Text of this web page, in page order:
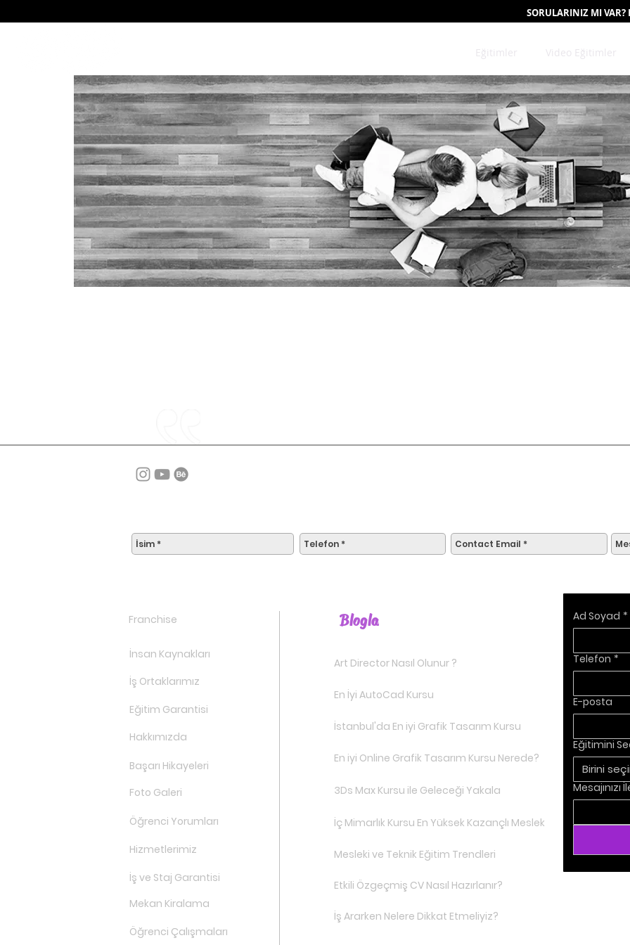
SORULARINIZ MI VAR?
Eğitimler Video Eğitimler
Franchise
İnsan Kaynakları
İş Ortaklarımız
Blogla
Art Director Nasıl Olunur ?
En İyi AutoCad Kursu
Eğitim Garantisi
Hakkımızda
Başarı Hikayeleri
Foto Galeri
İstanbul'da En iyi Grafik Tasarım Kursu
En iyi Online Grafik Tasarım Kursu Nerede?
3Ds Max Kursu ile Geleceği Yakala
Öğrenci Yorumları
Hizmetlerimiz
İş ve Staj Garantisi
Mekan Kiralama
İç Mimarlık Kursu En Yüksek Kazançlı Meslek
Mesleki ve Teknik Eğitim Trendleri
Etkili Özgeçmiş CV Nasıl Hazırlanır?
İş Ararken Nelere Dikkat Etmeliyiz?
Öğrenci Çalışmaları
Ad Soyad *
Telefon *
E-posta
Eğitimini
Birini
Mesajınızı